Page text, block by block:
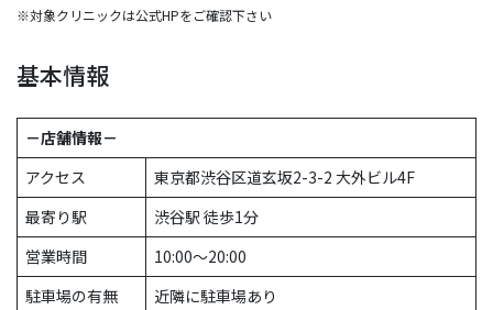
※対象クリニックは公式HPをご確認下さい
基本情報
－店舗情報－
アクセス
東京都渋谷区道玄坂2-3-2 大外ビル4F
最寄り駅
渋谷駅 徒歩1分
営業時間
10:00～20:00
駐車場の有無
近隣に駐車場あり